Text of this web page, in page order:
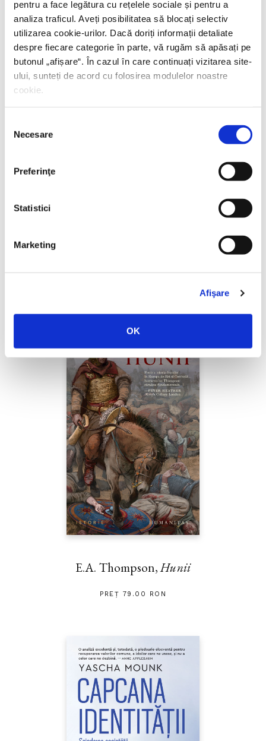
pentru a face legătura cu rețelele sociale și pentru a
analiza traficul. Aveți posibilitatea să blocați selectiv
utilizarea cookie-urilor. Dacă doriți informații detaliate
despre fiecare categorie în parte, vă rugăm să apăsați pe
butonul „afișare“. În cazul în care continuați vizitarea site-
ului, sunteți de acord cu folosirea modulelor noastre
cookie.
consimțământului
Necesare
Preferinţe
Statistici
Marketing
Afişare
OK
E.A. Thompson,Hunii
PREȚ 79.00 RON